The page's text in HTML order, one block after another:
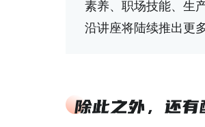
素养、职场技能、生
沿讲座将陆续推出更